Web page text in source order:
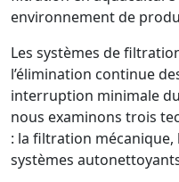
environnement de
Les systèmes de
l’élimination continue
interruption minimale
nous examinons trois
: la filtration
systèmes